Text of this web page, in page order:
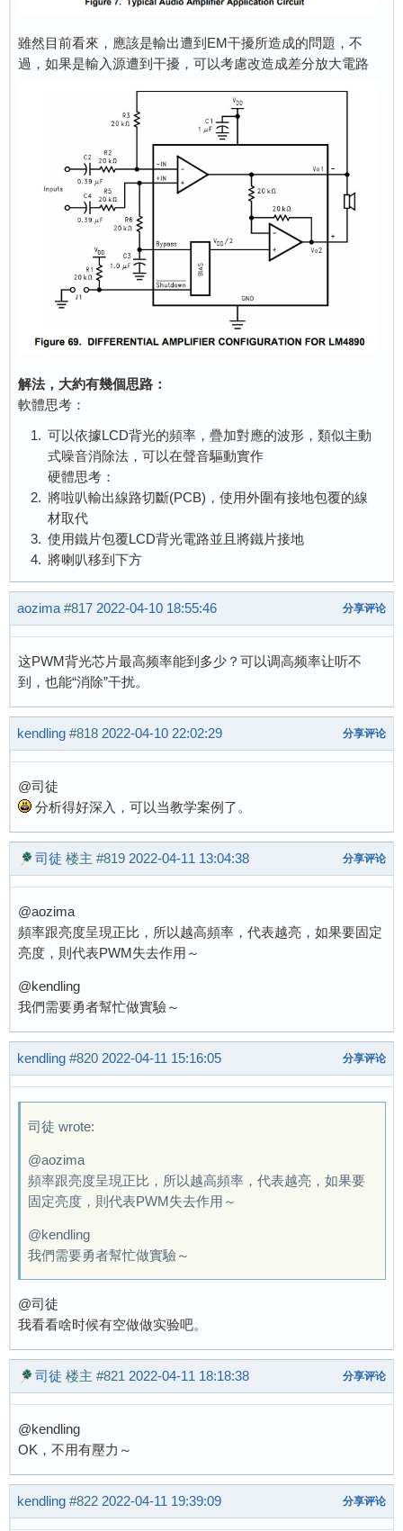
雖然目前看來，應該是輸出遭到EM干擾所造成的問題，不
過，如果是輸入源遭到干擾，可以考慮改造成差分放大電路
解法，大約有幾個思路：
軟體思考：
可以依據LCD背光的頻率，疊加對應的波形，類似主動
式噪音消除法，可以在聲音驅動實作
硬體思考：
將啦叭輸出線路切斷(PCB)，使用外圍有接地包覆的線
材取代
使用鐵片包覆LCD背光電路並且將鐵片接地
將喇叭移到下方
aozima #817 2022-04-10 18:55:46 分享评论
这PWM背光芯片最高频率能到多少？可以调高频率让听不
到，也能“消除”干扰。
kendling #818 2022-04-10 22:02:29 分享评论
@司徒
分析得好深入，可以当教学案例了。
司徒 楼主 #819 2022-04-11 13:04:38 分享评论
@aozima
頻率跟亮度呈現正比，所以越高頻率，代表越亮，如果要固定
亮度，則代表PWM失去作用～
@kendling
我們需要勇者幫忙做實驗～
kendling #820 2022-04-11 15:16:05 分享评论
司徒 wrote:
@aozima
頻率跟亮度呈現正比，所以越高頻率，代表越亮，如果要
固定亮度，則代表PWM失去作用～
@kendling
我們需要勇者幫忙做實驗～
@司徒
我看看啥时候有空做做实验吧。
司徒 楼主 #821 2022-04-11 18:18:38 分享评论
@kendling
OK，不用有壓力～
kendling #822 2022-04-11 19:39:09 分享评论